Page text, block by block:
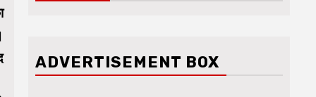
ADVERTISEMENT BOX